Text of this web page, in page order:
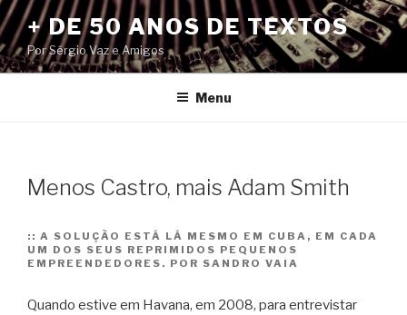
Pular
para
o
conteúdo
+ DE 50 ANOS DE TEXTOS
Por Sérgio Vaz e Amigos
Menu
Menos Castro, mais Adam Smith
:: A SOLUÇÃO ESTÁ LÁ MESMO EM CUBA, EM CADA
UM DOS SEUS REPRIMIDOS PEQUENOS
EMPREENDEDORES. POR SANDRO VAIA
Quando estive em Havana, em 2008, para entrevistar